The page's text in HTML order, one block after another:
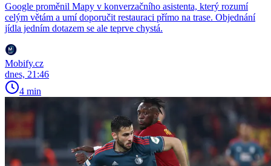
Google proměnil Mapy v konverzačního asistenta, který rozumí
celým větám a umí doporučit restauraci přímo na trase. Objednání
jídla jedním dotazem se ale teprve chystá.
Mobify.cz
dnes, 21:46
4 min